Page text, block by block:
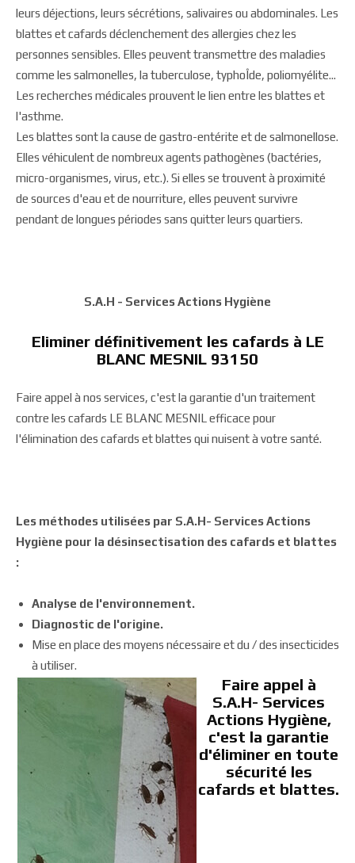
leurs déjections, leurs sécrétions, salivaires ou abdominales. Les
blattes et cafards déclenchement des allergies chez les
personnes sensibles. Elles peuvent transmettre des maladies
comme les salmonelles, la tuberculose, typhoÎde, poliomyélite...
Les recherches médicales prouvent le lien entre les blattes et
l'asthme.
Les blattes sont la cause de gastro-entérite et de salmonellose.
Elles véhiculent de nombreux agents pathogènes (bactéries,
micro-organismes, virus, etc.). Si elles se trouvent à proximité
de sources d'eau et de nourriture, elles peuvent survivre
pendant de longues périodes sans quitter leurs quartiers.
S.A.H - Services Actions Hygiène
Eliminer définitivement les cafards à LE
BLANC MESNIL 93150
Faire appel à nos services, c'est la garantie d'un traitement
contre les cafards LE BLANC MESNIL efficace pour
l'élimination des cafards et blattes qui nuisent à votre santé.
Les méthodes utilisées par S.A.H- Services Actions
Hygiène pour la désinsectisation des cafards et blattes
:
Analyse de l'environnement.
Diagnostic de l'origine.
Mise en place des moyens nécessaire et du / des insecticides
à utiliser.
Faire appel à
S.A.H- Services
Actions Hygiène,
c'est la garantie
d'éliminer en toute
sécurité les
cafards et blattes.